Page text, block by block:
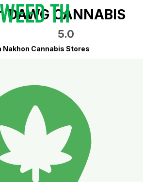
CANNABIS
5.0
Nakhon Cannabis Stores